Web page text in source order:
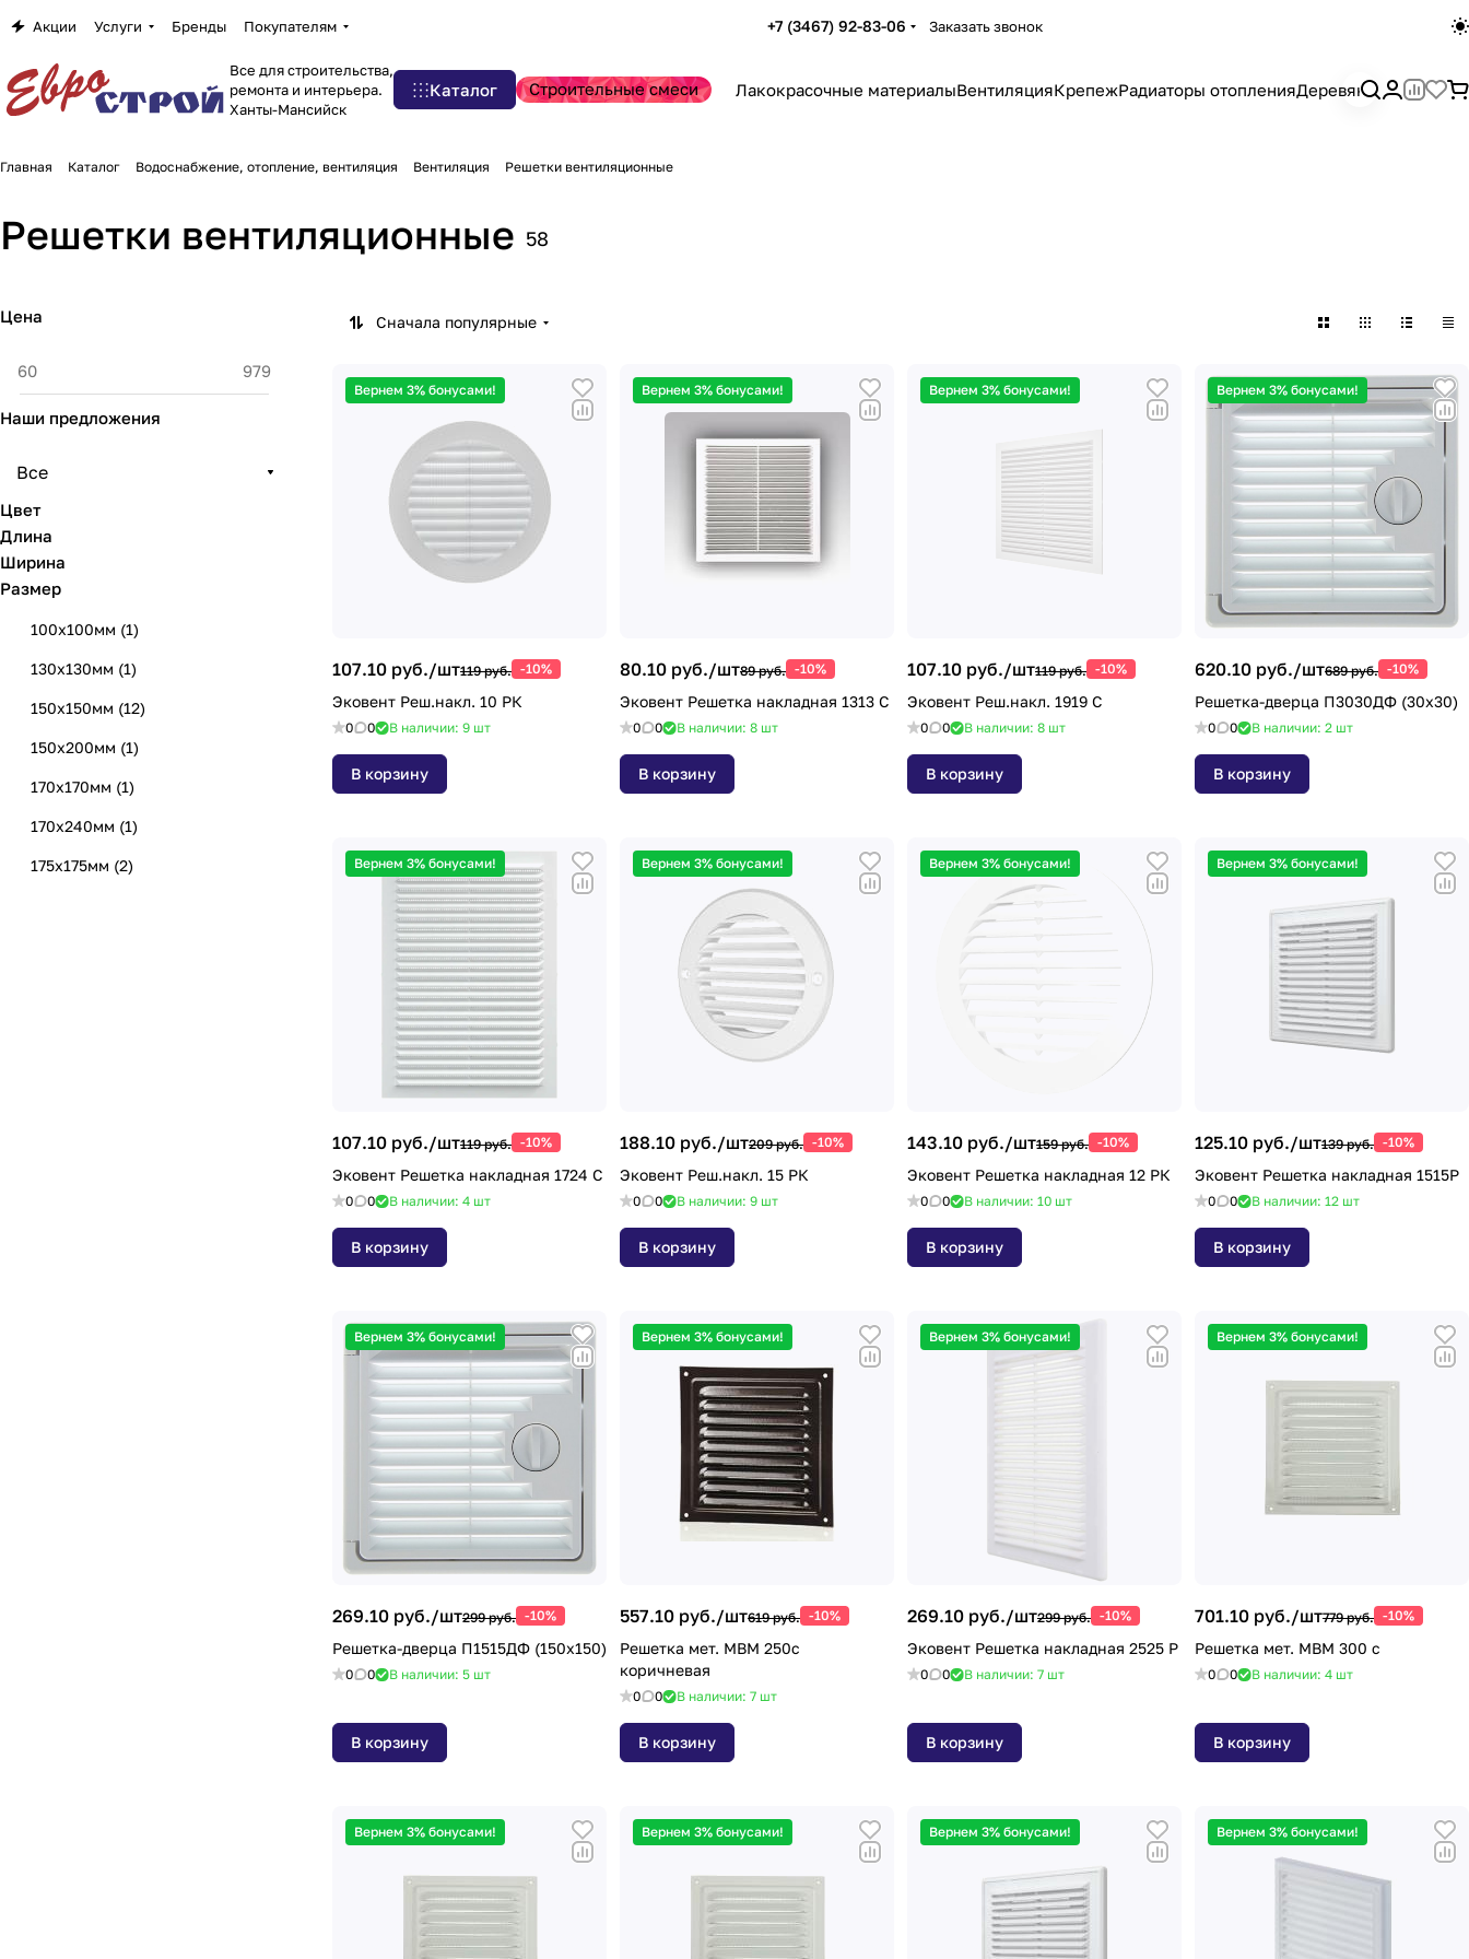
Акции Услуги Бренды Покупателям +7 (3467) 92-83-06 Заказать звонок
Все для строительства,
ремонта и интерьера.
Ханты-Мансийск
Каталог Строительные смеси Лакокрасочные материалыВентиляцияКрепежРадиаторы отопленияДеревянный
Главная Каталог Водоснабжение, отопление, вентиляция Вентиляция Решетки вентиляционные
Решетки вентиляционные 58
Сначала популярные
Вернем 3% бонусами!
107.10 руб./шт119 руб. -10%
Эковент Реш.накл. 10 РК
0 0 В наличии: 9 шт
В корзину
Вернем 3% бонусами!
80.10 руб./шт89 руб. -10%
Эковент Решетка накладная 1313 С
0 0 В наличии: 8 шт
В корзину
Вернем 3% бонусами!
107.10 руб./шт119 руб. -10%
Эковент Реш.накл. 1919 С
0 0 В наличии: 8 шт
В корзину
Вернем 3% бонусами!
620.10 руб./шт689 руб. -10%
Решетка-дверца П3030ДФ (30х30)
0 0 В наличии: 2 шт
В корзину
Вернем 3% бонусами!
107.10 руб./шт119 руб. -10%
Эковент Решетка накладная 1724 С
0 0 В наличии: 4 шт
В корзину
Вернем 3% бонусами!
188.10 руб./шт209 руб. -10%
Эковент Реш.накл. 15 РК
0 0 В наличии: 9 шт
В корзину
Вернем 3% бонусами!
143.10 руб./шт159 руб. -10%
Эковент Решетка накладная 12 РК
0 0 В наличии: 10 шт
В корзину
Вернем 3% бонусами!
125.10 руб./шт139 руб. -10%
Эковент Решетка накладная 1515Р
0 0 В наличии: 12 шт
В корзину
Вернем 3% бонусами!
269.10 руб./шт299 руб. -10%
Решетка-дверца П1515ДФ (150х150)
0 0 В наличии: 5 шт
В корзину
Вернем 3% бонусами!
557.10 руб./шт619 руб. -10%
Решетка мет. МВМ 250с
коричневая
0 0 В наличии: 7 шт
В корзину
Вернем 3% бонусами!
269.10 руб./шт299 руб. -10%
Эковент Решетка накладная 2525 Р
0 0 В наличии: 7 шт
В корзину
Вернем 3% бонусами!
701.10 руб./шт779 руб. -10%
Решетка мет. МВМ 300 с
0 0 В наличии: 4 шт
В корзину
Вернем 3% бонусами! Вернем 3% бонусами! Вернем 3% бонусами! Вернем 3% бонусами!
Цена
Наши предложения
Все
Цвет
Длина
Ширина
Размер
100х100мм (1)
130х130мм (1)
150х150мм (12)
150х200мм (1)
170х170мм (1)
170х240мм (1)
175х175мм (2)